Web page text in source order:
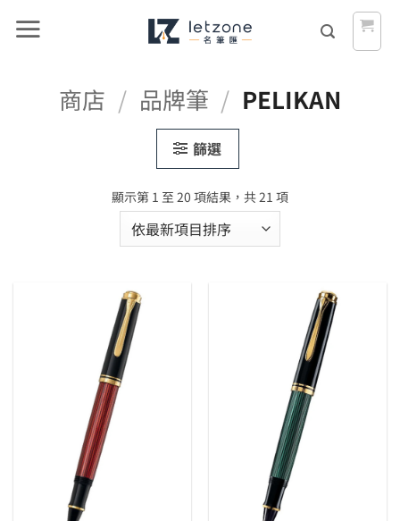
商店 / 品牌筆 / PELIKAN
篩選
顯示第 1 至 20 項結果，共 21 項依